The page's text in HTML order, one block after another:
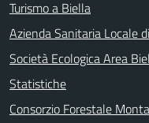
Turismo a Biella
Azienda Sanitaria Locale
Società Ecologica Area
Statistiche
Consorzio Forestale